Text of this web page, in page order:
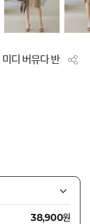
디 버뮤다 반
38,900원